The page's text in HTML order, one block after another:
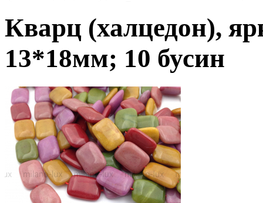
Кварц (халцедон),
13*18мм; 10 бусин